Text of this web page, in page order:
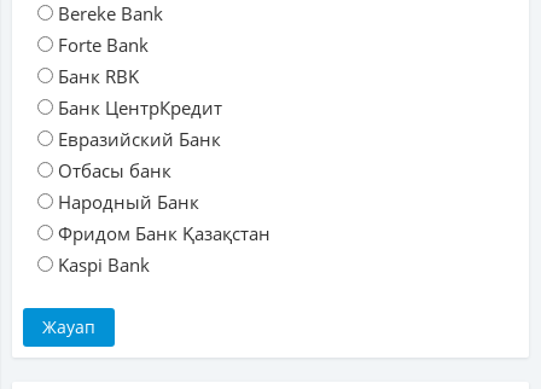
Bereke Bank
Forte Bank
Банк RBK
Банк ЦентрКредит
Евразийский Банк
Отбасы банк
Народный Банк
Фридом Банк Қазақстан
Kaspi Bank